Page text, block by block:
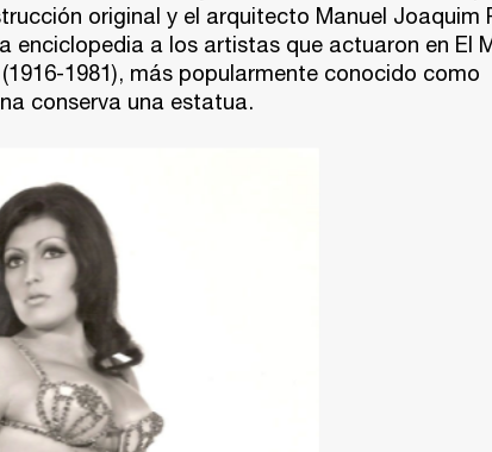
original y el arquitecto Manuel Joaquim
enciclopedia a los artistas que actuaron en El
1981), más popularmente conocido como
conserva una estatua.